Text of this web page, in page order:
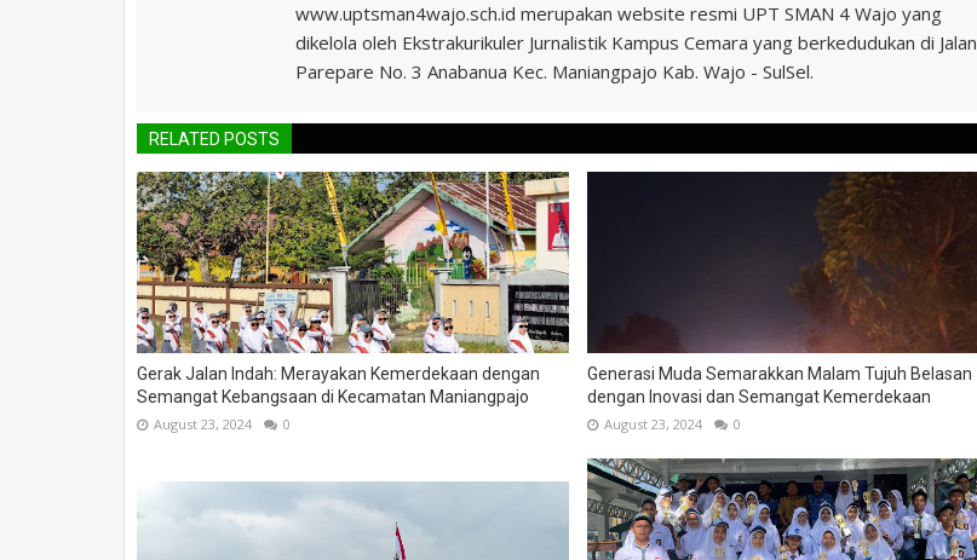
www.uptsman4wajo.sch.id merupakan website resmi UPT SMAN 4 Wajo yang
dikelola oleh Ekstrakurikuler Jurnalistik Kampus Cemara yang berkedudukan di Jalan
Parepare No. 3 Anabanua Kec. Maniangpajo Kab. Wajo - SulSel.
RELATED POSTS
Gerak Jalan Indah: Merayakan Kemerdekaan dengan
Semangat Kebangsaan di Kecamatan Maniangpajo
August 23, 2024 0
Generasi Muda Semarakkan Malam Tujuh Belasan
dengan Inovasi dan Semangat Kemerdekaan
August 23, 2024 0